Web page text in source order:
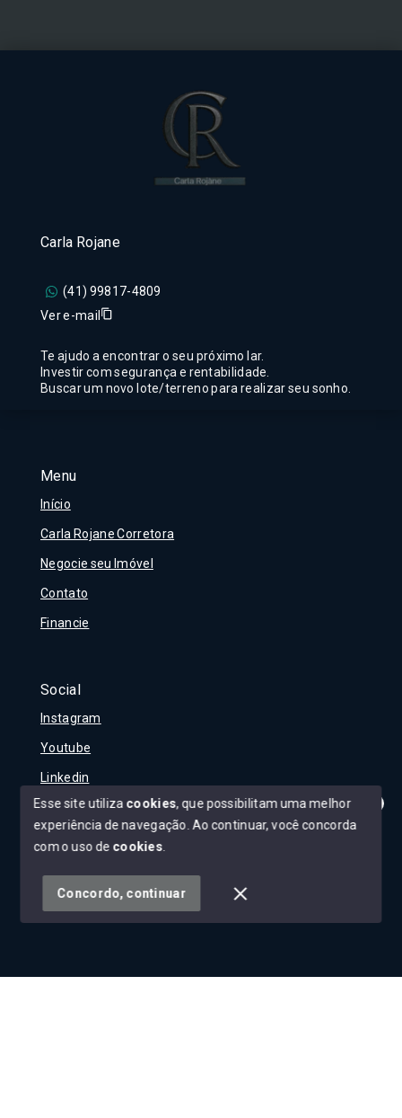
Olá! Tudo bem?
Menu
Início
Carla Rojane Corretora
Negocie seu Imóvel
Contato
Financie
Social
Instagram
Youtube
Linkedin
© Copyright 2026 - Carla Rojane - Todos os direitos
SITE PARA IMOBILIARIA
Carla Rojane
(41) 99817-4809
Ver e-mail
Te ajudo a encontrar o seu próximo lar.
Investir com segurança e rentabilidade.
Buscar um novo lote/terreno para realizar seu sonho.
Esse site utiliza cookies, que possibilitam uma melhor
experiência de navegação. Ao continuar, você concorda
com o uso de cookies
Concordo, continuar